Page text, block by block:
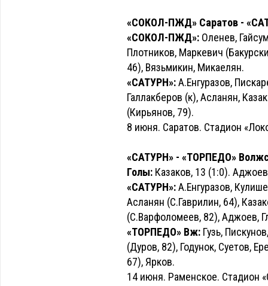
«СОКОЛ-ПЖД» Саратов -
«СОКОЛ-ПЖД»: Оленев,
Плотников, Маркевич
46), Вязьмикин, Микаелян.
«САТУРН»:А.Енгуразов,
Галлакберов (к), Асланян,
(Кирьянов, 79).
8 июня. Саратов. Стадион
«САТУРН» - «ТОРПЕДО»
Голы: Казаков, 13 (1:0).
«САТУРН»:А.Енгуразов,
Асланян (С.Гаврилин, 64),
(С.Варфоломеев, 82), Аджоев,
«ТОРПЕДО» Вж: Гузь,
(Дуров, 82), Годунок, Суетов,
67), Ярков.
14 июня. Раменское. Стадион